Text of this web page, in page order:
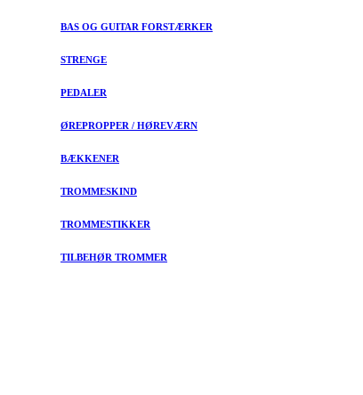
BAS OG GUITAR FORSTÆRKER
STRENGE
PEDALER
ØREPROPPER / HØREVÆRN
BÆKKENER
TROMMESKIND
TROMMESTIKKER
TILBEHØR TROMMER